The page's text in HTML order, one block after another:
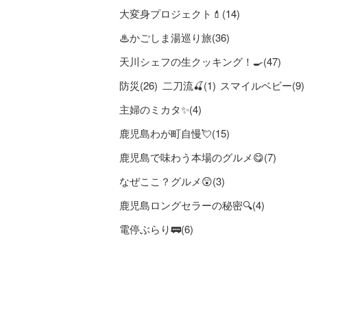
大変身プロジェクト💄(14)
♨かごしま湯巡り旅(36)
天川シェフの生クッキング！🍳(47)
防災(26) 二刀流🍒(1) スマイルベビー(9)
主婦のミカタ✨(4)
鹿児島わが町自慢💘(15)
鹿児島で味わう本場のグルメ😋(7)
なぜここ？グルメ😲(3)
鹿児島ロングセラーの秘密🔍(4)
電停ぶらり🚃(6)